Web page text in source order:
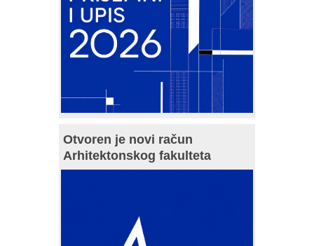
Otvoren je novi račun
Arhitektonskog fakulteta